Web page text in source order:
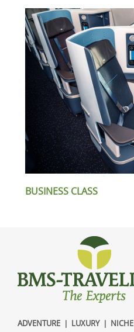
BUSINESS CLASS
ADVENTURE | LUXURY | NICHE